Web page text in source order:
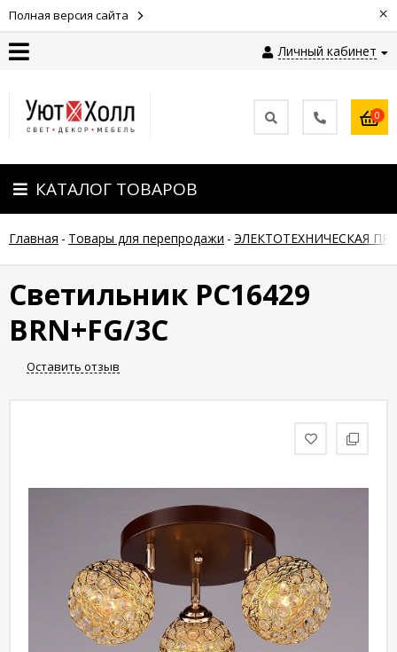
Полная версия сайта ×
Личный кабинет
Оплата
Доставка
Гарантия
возврат
Новости
конфиденциальности
0
КАТАЛОГ ТОВАРОВ
Главная - Товары для перепродажи - ЭЛЕКТОТЕХНИЧЕСКАЯ
Светильник РС16429
BRN+FG/3C
Оставить отзыв